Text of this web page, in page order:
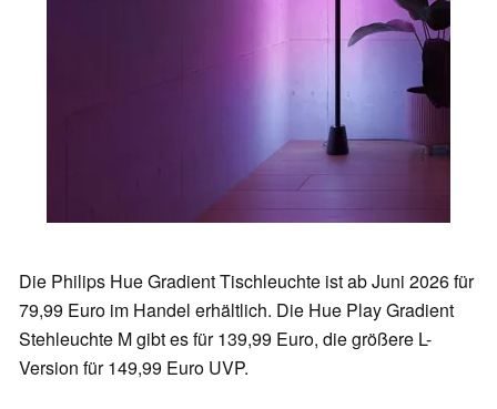
Die Philips Hue Gradient Tischleuchte ist ab Juni 2026 für
79,99 Euro im Handel erhältlich. Die Hue Play Gradient
Stehleuchte M gibt es für 139,99 Euro, die größere L-
Version für 149,99 Euro UVP.